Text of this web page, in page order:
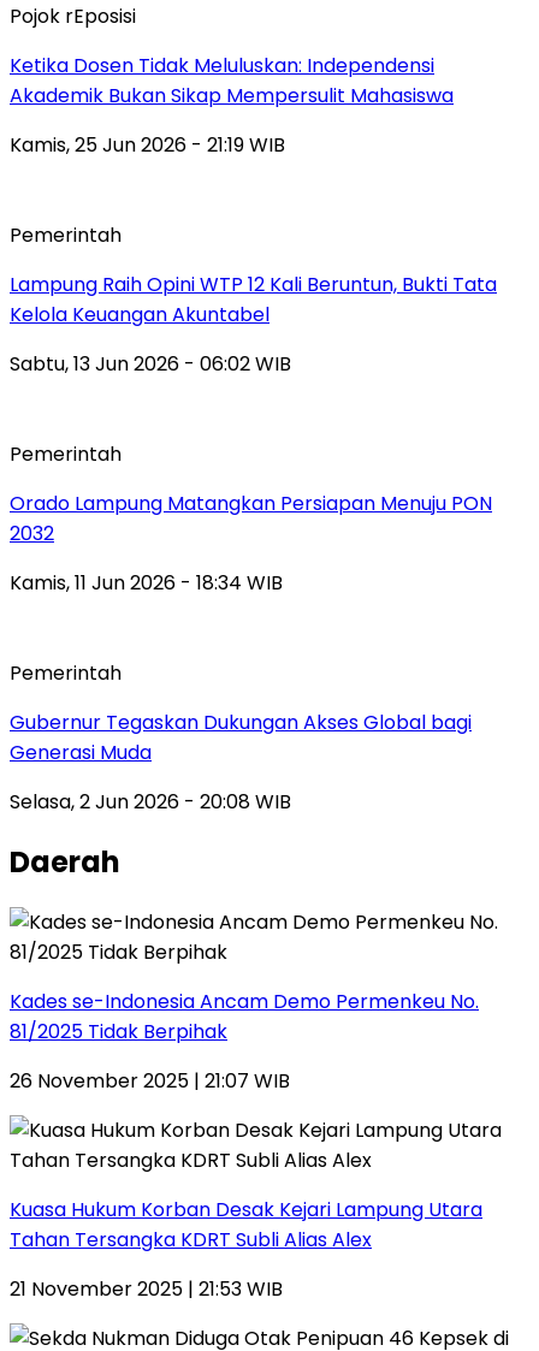
Pojok rEposisi
Ketika Dosen Tidak Meluluskan: Independensi
Akademik Bukan Sikap Mempersulit Mahasiswa
Kamis, 25 Jun 2026 - 21:19 WIB
Pemerintah
Lampung Raih Opini WTP 12 Kali Beruntun, Bukti Tata
Kelola Keuangan Akuntabel
Sabtu, 13 Jun 2026 - 06:02 WIB
Pemerintah
Orado Lampung Matangkan Persiapan Menuju PON
2032
Kamis, 11 Jun 2026 - 18:34 WIB
Pemerintah
Gubernur Tegaskan Dukungan Akses Global bagi
Generasi Muda
Selasa, 2 Jun 2026 - 20:08 WIB
Daerah
Kades se-Indonesia Ancam Demo Permenkeu No.
81/2025 Tidak Berpihak
26 November 2025 | 21:07 WIB
Kuasa Hukum Korban Desak Kejari Lampung Utara
Tahan Tersangka KDRT Subli Alias Alex
21 November 2025 | 21:53 WIB